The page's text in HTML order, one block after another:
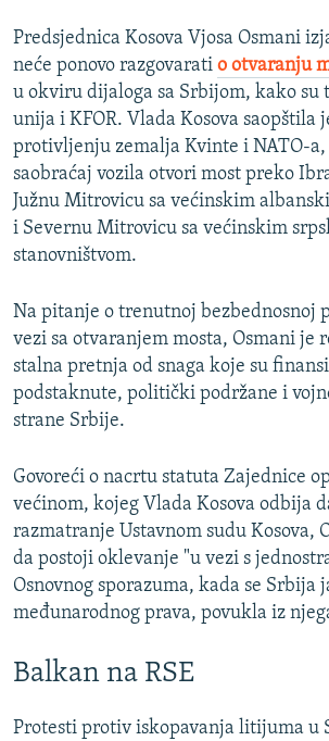
Predsjednica Kosova Vjosa Osmani
neće ponovo razgovarati o otvaranju
u okviru dijaloga sa Srbijom, kako su
unija i KFOR. Vlada Kosova saopštila
protivljenju zemalja Kvinte i NATO-a,
saobraćaj vozila otvori most preko
Južnu Mitrovicu sa većinskim
i Severnu Mitrovicu sa većinskim
stanovništvom.
Na pitanje o trenutnoj bezbednosnoj
vezi sa otvaranjem mosta, Osmani je
stalna pretnja od snaga koje su
podstaknute, politički podržane i
strane Srbije.
Govoreći o nacrtu statuta Zajednice
većinom, kojeg Vlada Kosova odbija
razmatranje Ustavnom sudu Kosova,
da postoji oklevanje "u vezi s
Osnovnog sporazuma, kada se Srbija
međunarodnog prava, povukla iz
Balkan na RSE
Protesti protiv iskopavanja litijuma u